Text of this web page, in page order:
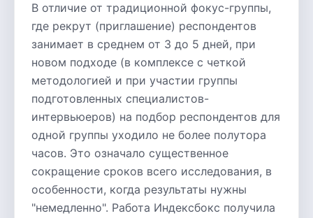
В отличие от традиционной фокус-группы,
где рекрут (приглашение) респондентов
занимает в среднем от 3 до 5 дней, при
новом подходе (в комплексе с четкой
методологией и при участии группы
подготовленных специалистов-
интервьюеров) на подбор респондентов для
одной группы уходило не более полутора
часов. Это означало существенное
сокращение сроков всего исследования, в
особенности, когда результаты нужны
"немедленно". Работа Индексбокс получила